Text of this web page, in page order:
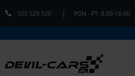
503 520 520 PON - PT: 8.00-16.00